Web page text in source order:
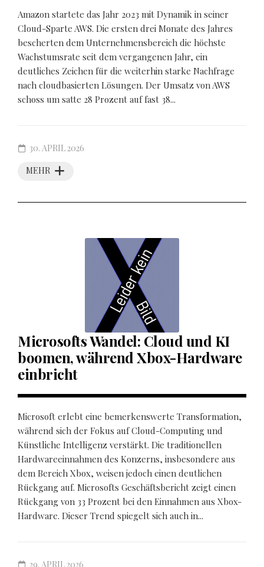
Amazon startete das Jahr 2023 mit Dynamik in seiner
Cloud-Sparte AWS. Die ersten drei Monate des Jahres
bescherten dem Unternehmensbereich die höchste
Wachstumsrate seit dem vergangenen Jahr, ein
deutliches Zeichen für die weiterhin starke Nachfrage
nach cloudbasierten Lösungen. Der Umsatz von AWS
schoss um satte 28 Prozent auf fast 38...
MEHR
30. APRIL 2026
Microsofts Wandel: Cloud und KI
boomen, während Xbox-Hardware
einbricht
Microsoft erlebt eine bemerkenswerte Transformation,
während sich der Fokus auf Cloud-Computing und
Künstliche Intelligenz verstärkt. Die traditionellen
Hardwareeinnahmen des Konzerns, insbesondere aus
dem Bereich Xbox, weisen jedoch einen deutlichen
Rückgang auf. Microsofts Geschäftsbericht zeigt einen
Rückgang von 33 Prozent bei den Einnahmen aus Xbox-
Hardware. Dieser Trend spiegelt sich auch in...
29. APRIL 2026